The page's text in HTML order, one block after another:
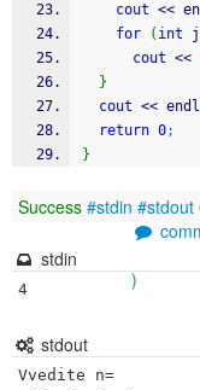
cout <<
for
( int j
cout <<
}
cout << endl
return 0;
}
Success #stdin #stdout
)
stdin
4
stdout
Vvedite n=